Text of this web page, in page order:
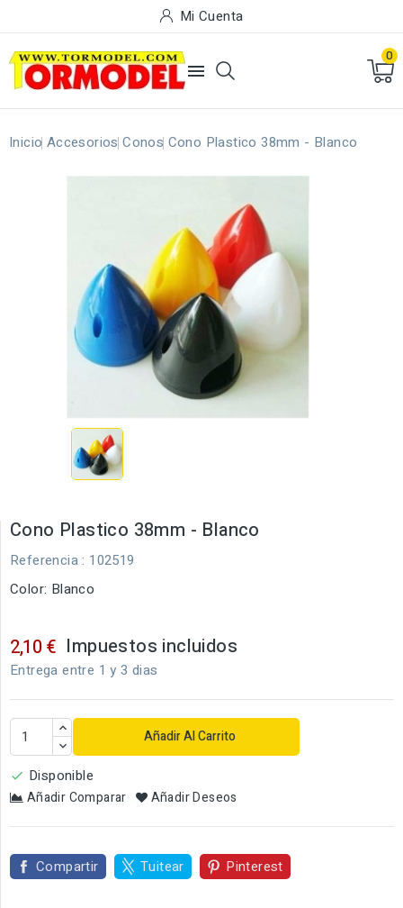
Mi Cuenta

0
Inicio Accesorios Conos Cono Plastico 38mm - Blanco
Cono Plastico 38mm - Blanco
Referencia : 102519
Color: Blanco
2,10 € Impuestos incluidos
Entrega entre 1 y 3 dias
Añadir Al Carrito
 Disponible
Añadir Comparar Añadir Deseos
Compartir Tuitear Pinterest